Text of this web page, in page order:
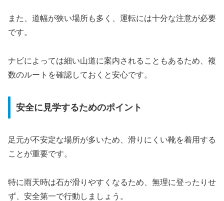
また、道幅が狭い場所も多く、運転には十分な注意が必要
です。
ナビによっては細い山道に案内されることもあるため、複
数のルートを確認しておくと安心です。
安全に見学するためのポイント
足元が不安定な場所が多いため、滑りにくい靴を着用する
ことが重要です。
特に雨天時は石が滑りやすくなるため、無理に登ったりせ
ず、安全第一で行動しましょう。